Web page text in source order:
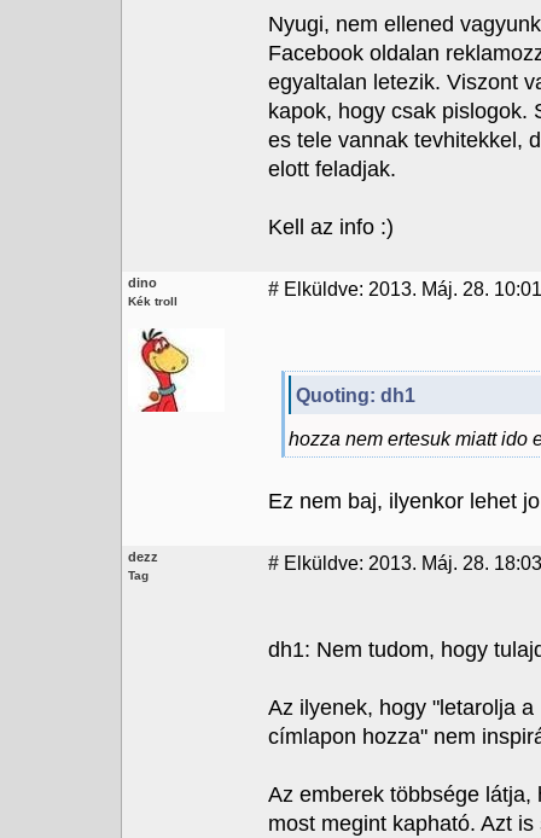
Nyugi, nem ellened
Facebook oldalan
egyaltalan letezik. Viszont
kapok, hogy csak pislogok.
es tele vannak tevhitekkel,
elott feladjak.
Kell az info :)
dino
Kék troll
# Elküldve: 2013. Máj. 28. 10:01
Quoting: dh1
hozza nem ertesuk miatt ido
Ez nem baj, ilyenkor lehet
dezz
Tag
# Elküldve: 2013. Máj. 28.
dh1: Nem tudom, hogy
Az ilyenek, hogy "letarolja
címlapon hozza" nem
Az emberek többsége
most megint kapható. Azt